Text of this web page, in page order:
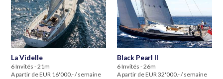
La Videlle
6 Invités - 21m
A partir de EUR 16'000.- / semaine
Black Pearl II
6 Invités - 26m
A partir de EUR 32'000.- / semaine